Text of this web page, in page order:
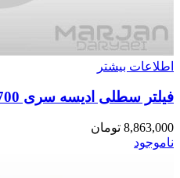
اطلاعات بیشتر
فیلتر سطلی ادیسه سری CFS-700
8,863,000 تومان
ناموجود